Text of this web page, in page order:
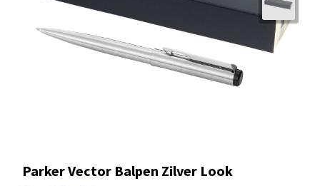
Parker Vector Balpen Zilver Look